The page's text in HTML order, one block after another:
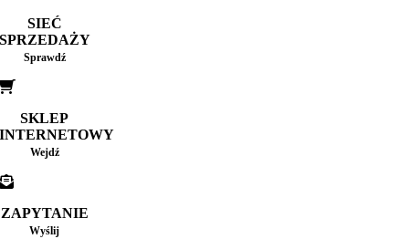
SIEĆ
SPRZEDAŻY
Sprawdź
SKLEP
INTERNETOWY
Wejdź
ZAPYTANIE
Wyślij